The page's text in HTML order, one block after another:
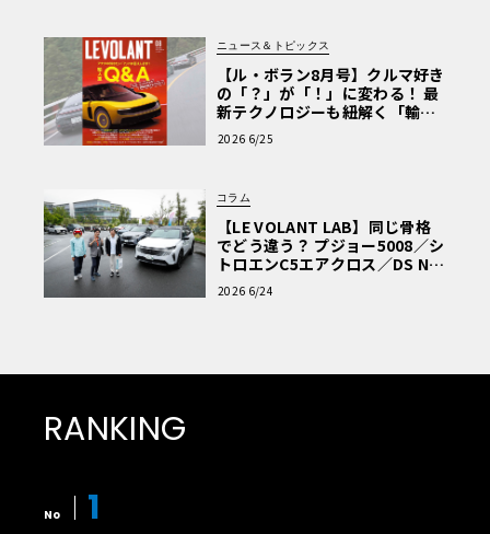
ニュース＆トピックス
【ル・ボラン8月号】クルマ好き
の「？」が「！」に変わる！ 最
新テクノロジーも紐解く「輸入
車Q&A」
2026 6/25
コラム
【LE VOLANT LAB】同じ骨格
でどう違う？ プジョー5008／シ
トロエンC5エアクロス／DS Nº4
読者一気乗りレポート
2026 6/24
RANKING
No 1